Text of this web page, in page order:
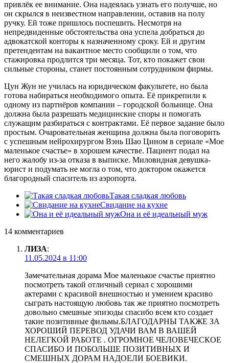
привлёк ее внимание. Она надеялась узнать его получше, но
он скрылся в неизвестном направлении, оставив на полу
ручку. Ей тоже пришлось поспешить. Несмотря на
непредвиденные обстоятельства она успела добраться до
адвокатской конторы к назначенному сроку. Ей и другим
претендентам на вакантное место сообщили о том, что
стажировка продлится три месяца. Тот, кто покажет свои
сильные стороны, станет постоянным сотрудником фирмы.
Цун Жун не училась на юридическом факультете, но была
готова набираться необходимого опыта. Её прикрепили к
одному из партнёров компании – городской больнице. Она
должна была разрешать медицинские споры и помогать
служащим разбираться с контрактами. Её первое задание было
простым. Очаровательная женщина должна была поговорить
с успешным нейрохирургом Вэнь Шао Цином в сериале «Мое
маленькое счастье» в хорошем качестве. Пациент подал на
него жалобу из-за отказа в выписке. Миловидная девушка-
юрист и подумать не могла о том, что доктором окажется
благородный спаситель из аэропорта.
Такая сладкая любовь
Свидание на кухне
Она и её идеальный муж
14 комментариев
ЛИЗА:
11.05.2024 в 11:00
Замечательная дорама Мое маленькое счастье приятно
посмотреть такой отличный сериал с хорошими
актерами с красивой внешностью и умением красиво
сыграть настоящую любовь так же приятно посмотреть
довольно смешные эпизоды спасибо всем кто создает
такие позитивные фильмы.БЛАГОДАРНЫ ТАКЖЕ ЗА
ХОРОШИЙ ПЕРЕВОД УДАЧИ ВАМ В ВАШЕЙ
НЕЛЕГКОЙ РАБОТЕ . ОГРОМНОЕ ЧЕЛОВЕЧЕСКОЕ
СПАСИБО И ПОБОЛЬШЕ ПОЗИТИВНЫХ И
СМЕШНЫХ ДОРАМ НАДОЕЛИ БОЕВИКИ.